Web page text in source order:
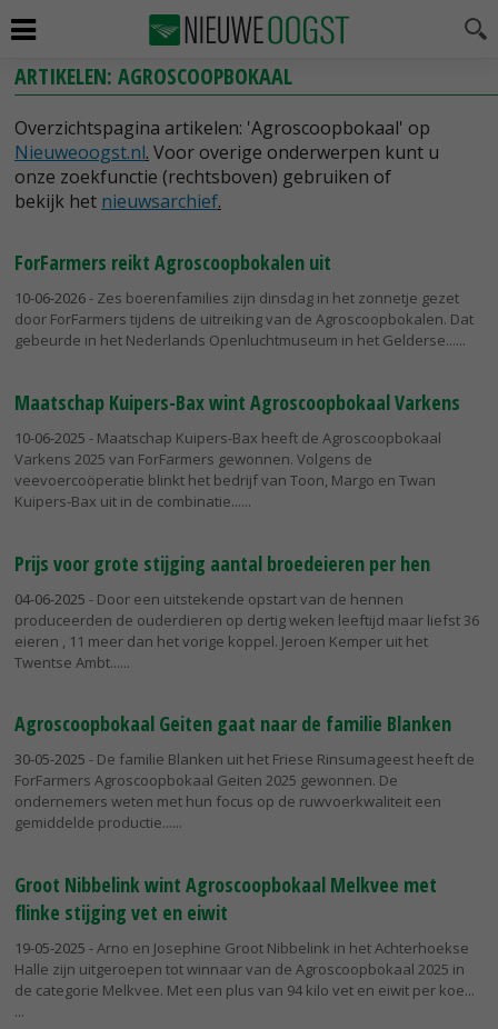
ARTIKELEN: AGROSCOOPBOKAAL
Overzichtspagina artikelen: 'Agroscoopbokaal' op
Nieuweoogst.nl. Voor overige onderwerpen kunt u
onze zoekfunctie (rechtsboven) gebruiken of
bekijk het nieuwsarchief.
ForFarmers reikt Agroscoopbokalen uit
10-06-2026- Zes boerenfamilies zijn dinsdag in het zonnetje gezet
door ForFarmers tijdens de uitreiking van de Agroscoopbokalen. Dat
gebeurde in het Nederlands Openluchtmuseum in het Gelderse...
Maatschap Kuipers-Bax wint Agroscoopbokaal Varkens
10-06-2025 - Maatschap Kuipers-Bax heeft de Agroscoopbokaal
Varkens 2025 van ForFarmers gewonnen. Volgens de
veevoercoöperatie blinkt het bedrijf van Toon, Margo en Twan
Kuipers-Bax uit in de combinatie...
Prijs voor grote stijging aantal broedeieren per hen
04-06-2025 - Door een uitstekende opstart van de hennen
produceerden de ouderdieren op dertig weken leeftijd maar liefst 36
eieren , 11 meer dan het vorige koppel. Jeroen Kemper uit het
Twentse Ambt...
Agroscoopbokaal Geiten gaat naar de familie Blanken
30-05-2025 - De familie Blanken uit het Friese Rinsumageest heeft de
ForFarmers Agroscoopbokaal Geiten 2025 gewonnen. De
ondernemers weten met hun focus op de ruwvoerkwaliteit een
gemiddelde productie...
Groot Nibbelink wint Agroscoopbokaal Melkvee met
flinke stijging vet en eiwit
19-05-2025 - Arno en Josephine Groot Nibbelink in het Achterhoekse
Halle zijn uitgeroepen tot winnaar van de Agroscoopbokaal 2025 in
de categorie Melkvee. Met een plus van 94 kilo vet en eiwit per koe...